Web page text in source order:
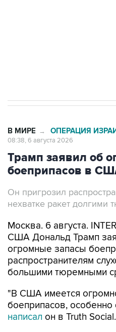
В МИРЕ → ОПЕРАЦИЯ
08:38, 6 августа 2026
Трамп заявил об
боеприпасов в
Он пригрозил
нехватке ракет
Москва. 6 августа.
США Дональд Трамп
огромные запасы
распространителям
большими тюремными
"В США имеется
боеприпасов,
написал он в Truth Social.